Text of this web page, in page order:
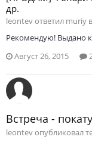
др.
leontev ответил muriy
Рекомендую! Выдано
Август 26, 2015
Встреча -
leontev опубликовал